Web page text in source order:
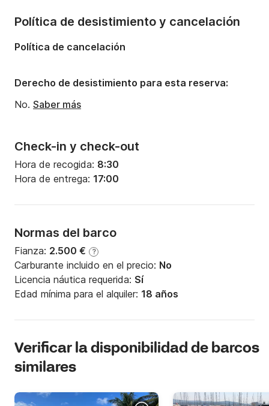
Check-in y check-out
Hora de recogida: 8:30
Hora de entrega: 17:00
Normas del barco
Fianza: 2.500 € ?
Carburante incluido en el precio: No
Licencia náutica requerida: Sí
Edad mínima para el alquiler: 18 años
Política de desistimiento y cancelación
Política de cancelación
Derecho de desistimiento para esta reserva:
No. Saber más
Verificar la disponibilidad de barcos
similares